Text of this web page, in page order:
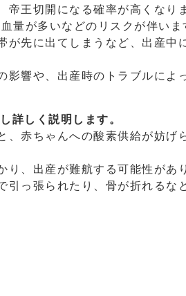
帝王切開になる確率が高くなり
量が多いなどのリスクが伴いま
が先に出てしまうなど、出産中
影響や、出産時のトラブルによ
詳しく説明します。
、赤ちゃんへの酸素供給が妨げ
、出産が難航する可能性があ
引っ張られたり、骨が折れるな